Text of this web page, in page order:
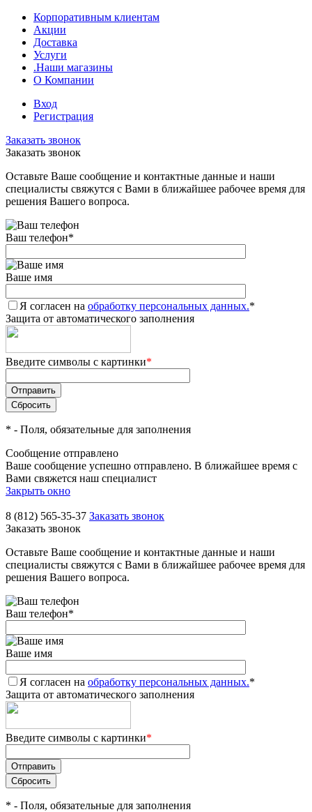
Корпоративным клиентам
Акции
Доставка
Услуги
.Наши магазины
О Компании
Вход
Регистрация
Заказать звонок
Заказать звонок
Оставьте Ваше сообщение и контактные данные и наши
специалисты свяжутся с Вами в ближайшее рабочее время для
решения Вашего вопроса.
Ваш телефон*
Ваше имя
Я согласен на обработку персональных данных.*
Защита от автоматического заполнения
Введите символы с картинки*
* - Поля, обязательные для заполнения
Сообщение отправлено
Ваше сообщение успешно отправлено. В ближайшее время с
Вами свяжется наш специалист
Закрыть окно
8 (812) 565-35-37 Заказать звонок
Заказать звонок
Оставьте Ваше сообщение и контактные данные и наши
специалисты свяжутся с Вами в ближайшее рабочее время для
решения Вашего вопроса.
Ваш телефон*
Ваше имя
Я согласен на обработку персональных данных.*
Защита от автоматического заполнения
Введите символы с картинки*
* - Поля, обязательные для заполнения